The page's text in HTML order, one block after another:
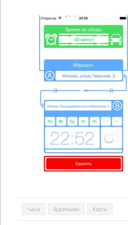
Часы Будильник Карты